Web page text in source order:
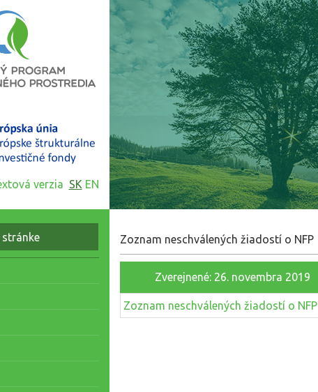
verzia SK EN
Zoznam neschválených žiadostí o NFP
Zverejnené: 26. novembra 2019
Zoznam neschválených žiadostí o NFP